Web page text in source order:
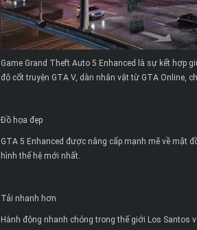
Game Grand Theft Auto 5 Enhanced là sự kết hợp
độ cốt truyện GTA V, dàn nhân vật từ GTA Online,
Đồ họa đẹp
GTA 5 Enhanced được nâng cấp mạnh mẽ về mặt
hình thế hệ mới nhất.
Tải nhanh hơn
Hành động nhanh chóng trong thế giới Los Santos